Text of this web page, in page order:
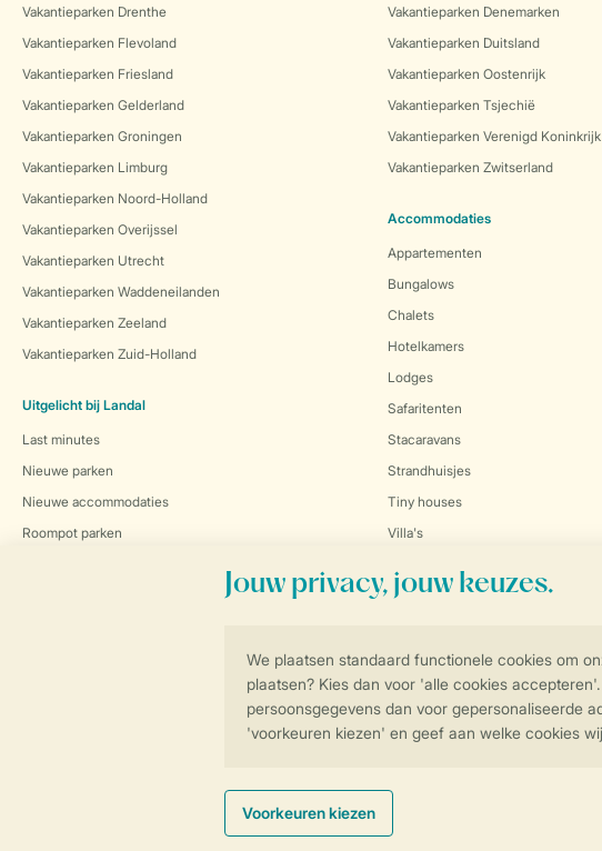
Vakantieparken Drenthe
Vakantieparken Flevoland
Vakantieparken Friesland
Vakantieparken Gelderland
Vakantieparken Groningen
Vakantieparken Limburg
Vakantieparken Noord-Holland
Vakantieparken Overijssel
Vakantieparken Utrecht
Vakantieparken Waddeneilanden
Vakantieparken Zeeland
Vakantieparken Zuid-Holland
Uitgelicht bij Landal
Last minutes
Nieuwe parken
Nieuwe accommodaties
Roompot parken
Vakantieparken Denemarken
Vakantieparken Duitsland
Vakantieparken Oostenrijk
Vakantieparken Tsjechië
Vakantieparken Verenigd Koninkrijk
Vakantieparken Zwitserland
Accommodaties
Appartementen
Bungalows
Chalets
Hotelkamers
Lodges
Safaritenten
Stacaravans
Strandhuisjes
Tiny houses
Villa's